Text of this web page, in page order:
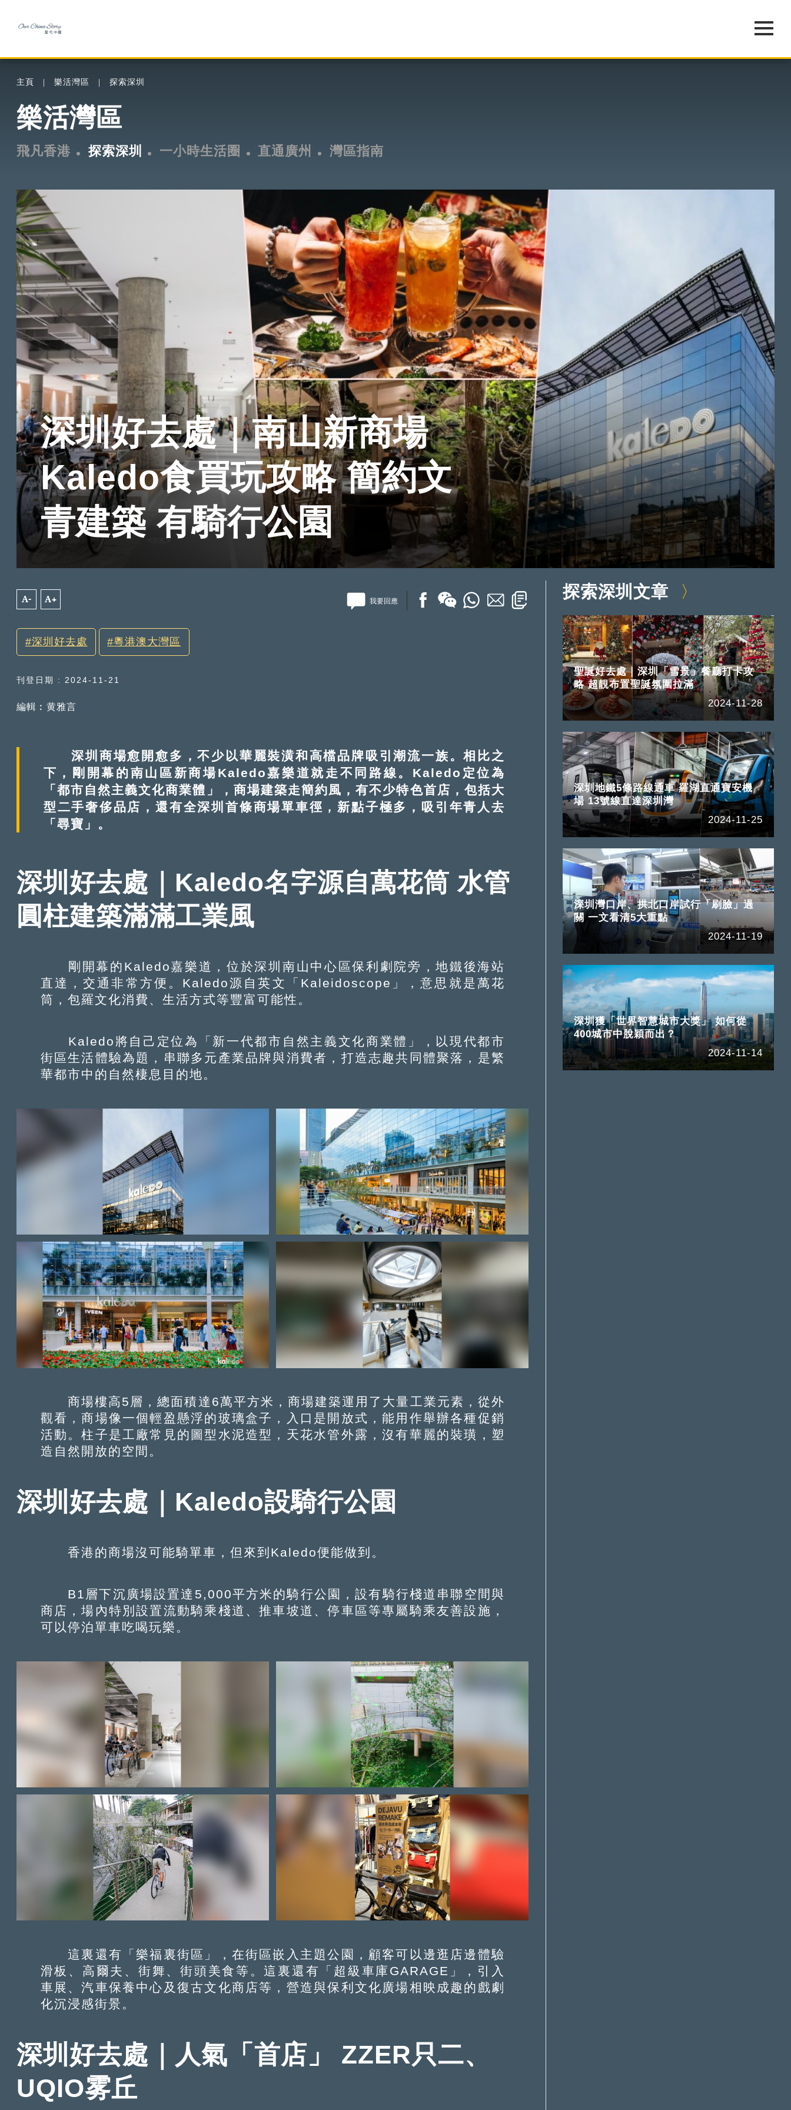
主頁 樂活灣區 探索深圳
樂活灣區
飛凡香港 探索深圳 一小時生活圈 直通廣州 灣區指南
深圳好去處｜南山新商場
Kaledo食買玩攻略 簡約文
青建築 有騎行公園
A- A+ 我要回應
深圳好去處 粵港澳大灣區
刊登日期 : 2024-11-21
編輯︰黄雅言
深圳商場愈開愈多，不少以華麗裝潢和高檔品牌吸引潮流一族。相比之
下，剛開幕的南山區新商場Kaledo嘉樂道就走不同路線。Kaledo定位為
「都市自然主義文化商業體」，商場建築走簡約風，有不少特色首店，包括大
型二手奢侈品店，還有全深圳首條商場單車徑，新點子極多，吸引年青人去
「尋寶」。
深圳好去處｜Kaledo名字源自萬花筒 水管
圓柱建築滿滿工業風
剛開幕的Kaledo嘉樂道，位於深圳南山中心區保利劇院旁，地鐵後海站
直達，交通非常方便。Kaledo源自英文「Kaleidoscope」，意思就是萬花
筒，包羅文化消費、生活方式等豐富可能性。
Kaledo將自己定位為「新一代都市自然主義文化商業體」，以現代都市
街區生活體驗為題，串聯多元產業品牌與消費者，打造志趣共同體聚落，是繁
華都市中的自然棲息目的地。
商場樓高5層，總面積達6萬平方米，商場建築運用了大量工業元素，從外
觀看，商場像一個輕盈懸浮的玻璃盒子，入口是開放式，能用作舉辦各種促銷
活動。柱子是工廠常見的圖型水泥造型，天花水管外露，沒有華麗的裝璜，塑
造自然開放的空間。
深圳好去處｜Kaledo設騎行公園
香港的商場沒可能騎單車，但來到Kaledo便能做到。
B1層下沉廣場設置達5,000平方米的騎行公園，設有騎行棧道串聯空間與
商店，場內特別設置流動騎乘棧道、推車坡道、停車區等專屬騎乘友善設施，
可以停泊單車吃喝玩樂。
這裏還有「樂福裏街區」，在街區嵌入主題公園，顧客可以邊逛店邊體驗
滑板、高爾夫、街舞、街頭美食等。這裏還有「超級車庫GARAGE」，引入
車展、汽車保養中心及復古文化商店等，營造與保利文化廣場相映成趣的戲劇
化沉浸感街景。
深圳好去處｜人氣「首店」 ZZER只二、
UQIO雾丘
探索深圳文章
聖誕好去處｜深圳「雪景」餐廳打卡攻
略 超靚布置聖誕氛圍拉滿
2024-11-28
深圳地鐵5條路線通車 羅湖直通寶安機
場 13號線直達深圳灣
2024-11-25
深圳灣口岸、拱北口岸試行「刷臉」過
關 一文看清5大重點
2024-11-19
深圳獲「世界智慧城市大獎」 如何從
400城市中脫穎而出？
2024-11-14